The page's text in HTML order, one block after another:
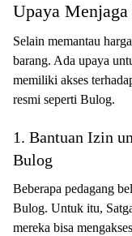
Upaya
Selain memantau
barang. Ada upaya
memiliki akses
resmi seperti Bulog.
1. Bantuan Izin
Bulog
Beberapa pedagang
Bulog. Untuk itu,
mereka bisa